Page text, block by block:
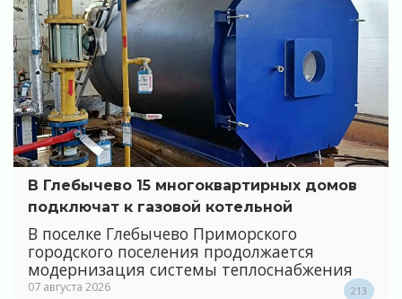
В Глебычево 15 многоквартирных домов
подключат к газовой котельной
В поселке Глебычево Приморского
городского поселения продолжается
модернизация системы теплоснабжения
07 августа 2026 213